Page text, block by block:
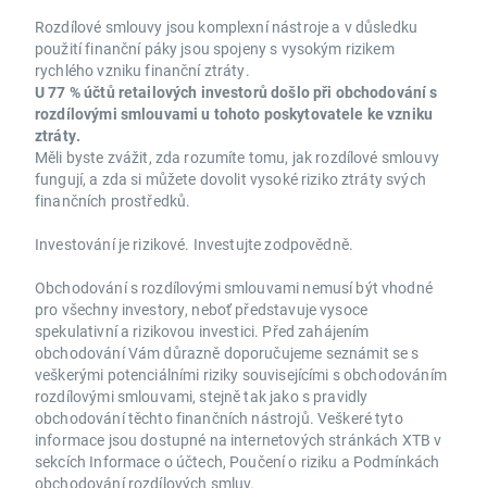
Rozdílové smlouvy jsou komplexní nástroje a v důsledku
použití finanční páky jsou spojeny s vysokým rizikem
rychlého vzniku finanční ztráty.
U 77 % účtů retailových investorů došlo při obchodování s
rozdílovými smlouvami u tohoto poskytovatele ke vzniku
ztráty.
Měli byste zvážit, zda rozumíte tomu, jak rozdílové smlouvy
fungují, a zda si můžete dovolit vysoké riziko ztráty svých
finančních prostředků.
Investování je rizikové. Investujte zodpovědně.
Obchodování s rozdílovými smlouvami nemusí být vhodné
pro všechny investory, neboť představuje vysoce
spekulativní a rizikovou investici. Před zahájením
obchodování Vám důrazně doporučujeme seznámit se s
veškerými potenciálními riziky souvisejícími s obchodováním
rozdílovými smlouvami, stejně tak jako s pravidly
obchodování těchto finančních nástrojů. Veškeré tyto
informace jsou dostupné na internetových stránkách XTB v
sekcích Informace o účtech, Poučení o riziku a Podmínkách
obchodování rozdílových smluv.